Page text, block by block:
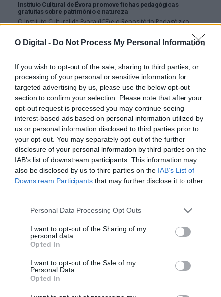
O Digital - Do Not Process My Personal Information
If you wish to opt-out of the sale, sharing to third parties, or
processing of your personal or sensitive information for
targeted advertising by us, please use the below opt-out
section to confirm your selection. Please note that after your
opt-out request is processed you may continue seeing
interest-based ads based on personal information utilized by
us or personal information disclosed to third parties prior to
your opt-out. You may separately opt-out of the further
disclosure of your personal information by third parties on the
IAB’s list of downstream participants. This information may
also be disclosed by us to third parties on the IAB’s List of
Downstream Participants that may further disclose it to other
Personal Data Processing Opt Outs
I want to opt-out of the Sharing of my
personal data.
Opted In
I want to opt-out of the Sale of my
Personal Data.
Opted In
Instituto Cultural de Évora promove fichas pedagógicas
gratuitas sobre património e natureza
O Instituto Cultural de Évora (ICÉ) e o Repositório Pedagógico
6 Agosto, 2026 - 12:15
Estremoz recebe exposição Student Prize 2026 com 30 jovens
2026 da Sovereign Art...